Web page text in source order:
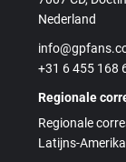
Nederland
+31 6 455 168
Regionale
Regionale
Latijns-